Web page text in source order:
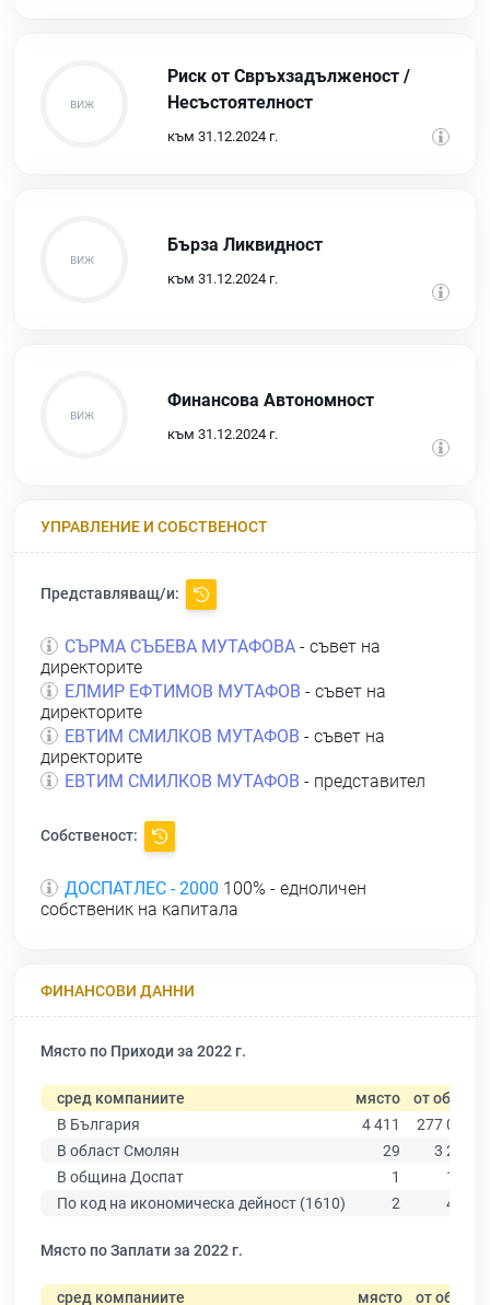
Риск от Свръхзадълженост /
Несъстоятелност
към 31.12.2024 г.
Бърза Ликвидност
към 31.12.2024 г.
Финансова Автономност
към 31.12.2024 г.
УПРАВЛЕНИЕ И СОБСТВЕНОСТ
Представляващ/и:
СЪРМА СЪБЕВА МУТАФОВА - съвет на
директорите
ЕЛМИР ЕФТИМОВ МУТАФОВ - съвет на
директорите
ЕВТИМ СМИЛКОВ МУТАФОВ - съвет на
директорите
ЕВТИМ СМИЛКОВ МУТАФОВ - представител
Собственост:
ДОСПАТЛЕС - 2000 100% - едноличен
собственик на капитала
ФИНАНСОВИ ДАННИ
Място по Приходи за 2022 г.
сред компаниите място от общо
В България
4 411
277 019
В област Смолян
29
3 292
В община Доспат
1
156
По код на икономическа дейност (1610)
2 408
Място по Заплати за 2022 г.
сред компаниите място от общо